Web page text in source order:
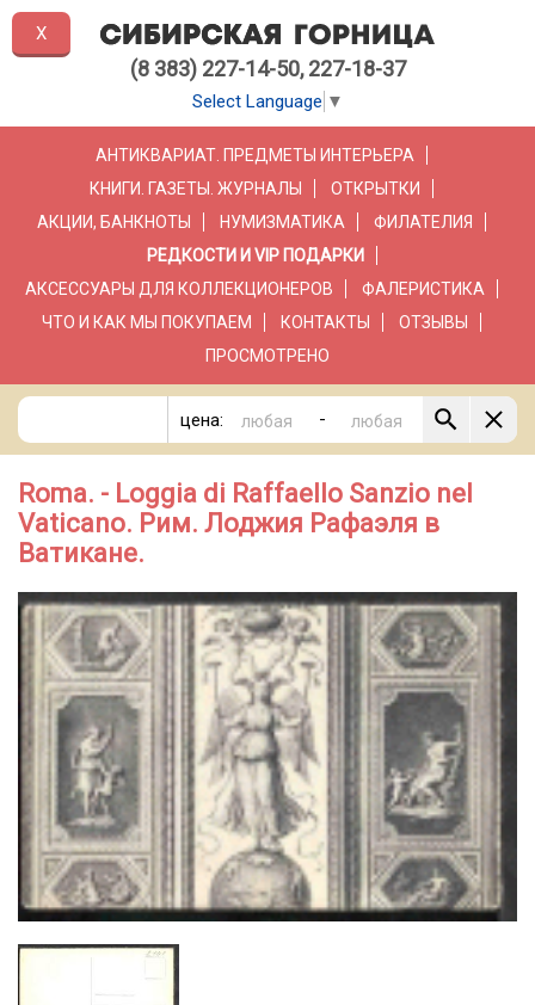
(8 383) 227-14-50, 227-18-37
Select Language ▼
АНТИКВАРИАТ. ПРЕДМЕТЫ ИНТЕРЬЕРА
КНИГИ. ГАЗЕТЫ. ЖУРНАЛЫ
ОТКРЫТКИ
АКЦИИ, БАНКНОТЫ
НУМИЗМАТИКА
ФИЛАТЕЛИЯ
РЕДКОСТИ И VIP ПОДАРКИ
АКСЕССУАРЫ ДЛЯ КОЛЛЕКЦИОНЕРОВ
ФАЛЕРИСТИКА
ЧТО И КАК МЫ ПОКУПАЕМ
КОНТАКТЫ
ОТЗЫВЫ
ПРОСМОТРЕНО
цена: -
Roma. - Loggia di Raffaello Sanzio nel
Vaticano. Рим. Лоджия Рафаэля в
Ватикане.
X